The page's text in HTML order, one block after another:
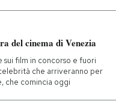
del cinema di Venezia
sui film in concorso e fuori
che arriveranno per
che comincia oggi